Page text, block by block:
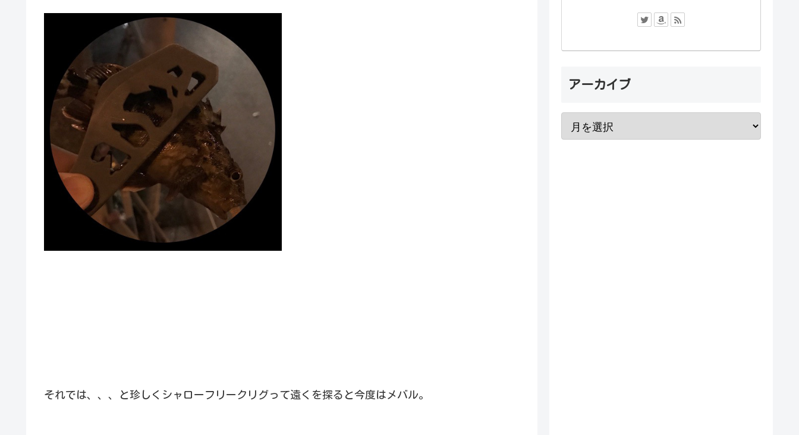
それでは、、、と珍しくシャローフリークリグって遠くを探ると今度はメバル。
アーカイブ